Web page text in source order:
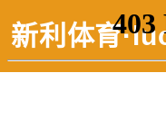
新利体育